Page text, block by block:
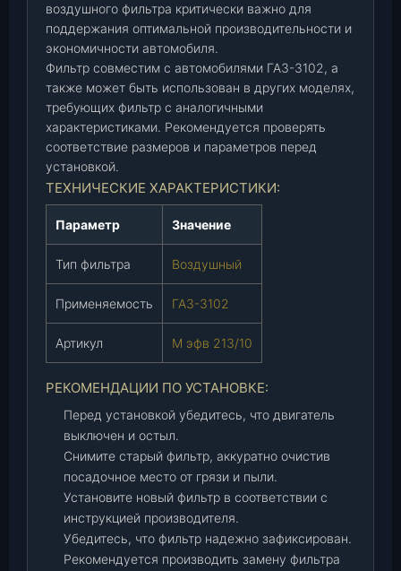
"
Ц
и
т
р
о
н
с
э
в
1
3
воздушного фильтра критически важно для
поддержания оптимальной производительности и
экономичности автомобиля.
Фильтр совместим с автомобилями ГАЗ-3102, а
также может быть использован в других моделях,
требующих фильтр с аналогичными
характеристиками. Рекомендуется проверять
соответствие размеров и параметров перед
установкой.
ТЕХНИЧЕСКИЕ ХАРАКТЕРИСТИКИ:
Параметр Значение
Тип фильтра Воздушный
Применяемость ГАЗ-3102
Артикул М эфв 213/10
РЕКОМЕНДАЦИИ ПО УСТАНОВКЕ:
Перед установкой убедитесь, что двигатель
выключен и остыл.
Снимите старый фильтр, аккуратно очистив
посадочное место от грязи и пыли.
Установите новый фильтр в соответствии с
инструкцией производителя.
Убедитесь, что фильтр надежно зафиксирован.
Рекомендуется производить замену фильтра